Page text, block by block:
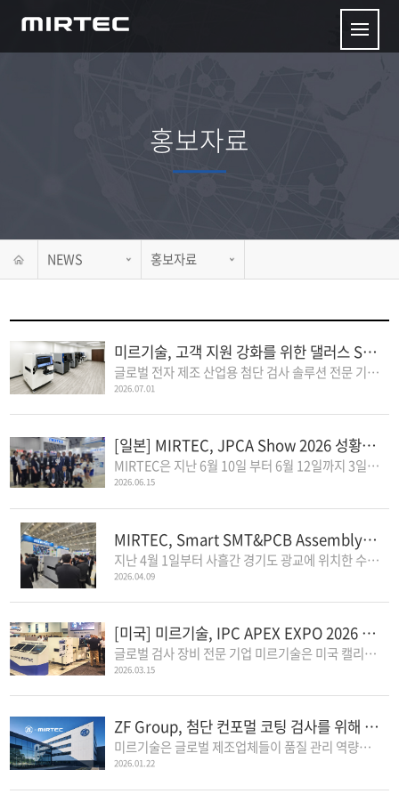
홍보자료
NEWS 홍보자료
미르기술, 고객 지원 강화를 위한 댈러스 Sales and Demo Center 개소
글로벌 전자 제조 산업용 첨단 검사 솔루션 전문 기업 미르기술은 북미 제..
2026.07.01
[일본] MIRTEC, JPCA Show 2026 성황리에 마무리
MIRTEC은 지난 6월 10일 부터 6월 12일까지 3일간 일본 도쿄 빅사이트에서 열린 ..
2026.06.15
MIRTEC, Smart SMT&PCB Assembly 2026 성황리에 마무리
지난 4월 1일부터 사흘간 경기도 광교에 위치한 수원 컨벤션 센터에서 국내 ..
2026.04.09
[미국] 미르기술, IPC APEX EXPO 2026 성황리에 마무리
글로벌 검사 장비 전문 기업 미르기술은 미국 캘리포니아 애너하임 컨벤션 ..
2026.03.15
ZF Group, 첨단 컨포멀 코팅 검사를 위해 미르기술과 협력
미르기술은 글로벌 제조업체들이 품질 관리 역량을 강화하고 생산 경쟁력..
2026.01.22